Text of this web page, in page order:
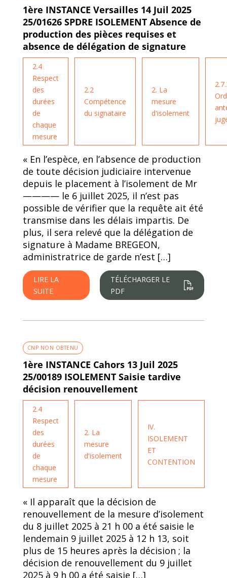
1ère INSTANCE Versailles 14 Juil 2025
25/01626 SPDRE ISOLEMENT Absence de
production des pièces requises et
absence de délégation de signature
2.4
Respect
des
durées
de
chaque
mesure
2.2
Compétence
du signataire
2. La
mesure
d'isolement
« En l’espèce, en l’absence de production
de toute décision judiciaire intervenue
depuis le placement à l’isolement de Mr
———— le 6 juillet 2025, il n’est pas
possible de vérifier que la requête ait été
transmise dans les délais impartis. De
plus, il sera relevé que la délégation de
signature à Madame BREGEON,
administratrice de garde n’est […]
LIRE LA
SUITE
TÉLÉCHARGER LE
PDF
CNP NON OBTENU
1ère INSTANCE Cahors 13 Juil 2025
25/00189 ISOLEMENT Saisie tardive
décision renouvellement
2.4
Respect
des
durées
de
chaque
mesure
2. La
mesure
d'isolement
IV.
ISOLEMENT
ET
CONTENTION
« Il apparaît que la décision de
renouvellement de la mesure d’isolement
du 8 juillet 2025 à 21 h 00 a été saisie le
lendemain 9 juillet 2025 à 12 h 13, soit
plus de 15 heures après la décision ; la
décision de renouvellement du 9 juillet
2025 à 9 h 00 a été saisie […]